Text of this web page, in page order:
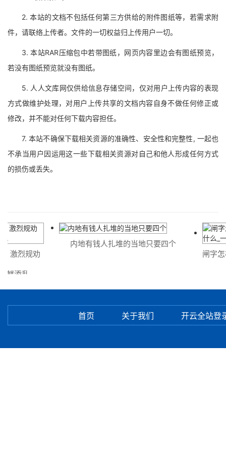
2. 本站的文档不包括任何第三方供给的附件图纸等，若需求附
件，请联络上传者。文件的一切权益归上传用户一切。
3. 本站RAR压缩包中若带图纸，网页内容里边会有图纸预览，
若没有图纸预览就没有图纸。
5. 人人文库网仅供给信息存储空间，仅对用户上传内容的表现
方式做维护处理，对用户上传共享的文档内容自身不做任何修正或
修改，并不能对任何下载内容担任。
7. 本站不确保下载相关资源的准确性、安全性和完整性, 一起也
不承当用户因运用这一些下载相关资源对自己和他人形成任何方式
的损伤或丢失。
激烈规劝
添乱
内地有钱人扎堆的当地只要四个
闸字怎
首页 关于我们 开云全站登